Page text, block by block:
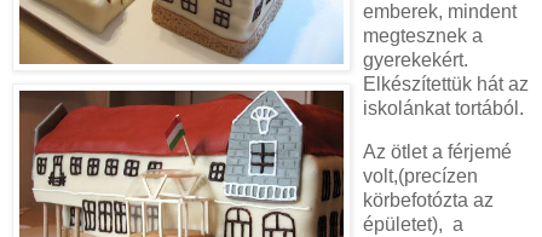
emberek, mindent
megtesznek a
gyerekekért.
Elkészítettük hát az
iskolánkat tortából.
Az ötlet a férjemé
volt,(precízen
körbefotózta az
épületet), a